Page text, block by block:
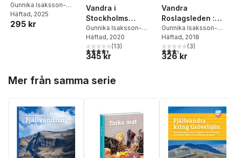
Gunnika Isaksson-
Lutteman
Häftad, 2025
295 kr
Vandra i
Stockholms
skärgård
Gunnika Isaksson-
Lutteman
Häftad, 2020
4,4utav 5 stjärnor. Totalt antal röster:
(13)
345 kr
Vandra
Roslagsleden :
samtliga 11
från Danderyd till
Grisslehamn och
förslag på trevliga
Gunnika Isaksson-
Lutteman
Häftad, 2018
3,3utav 5 stjärnor.
(3)
326 kr
Mer från samma serie